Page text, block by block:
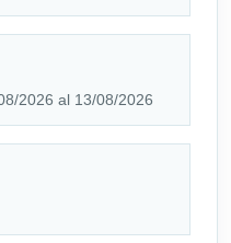
2026 al 13/08/2026